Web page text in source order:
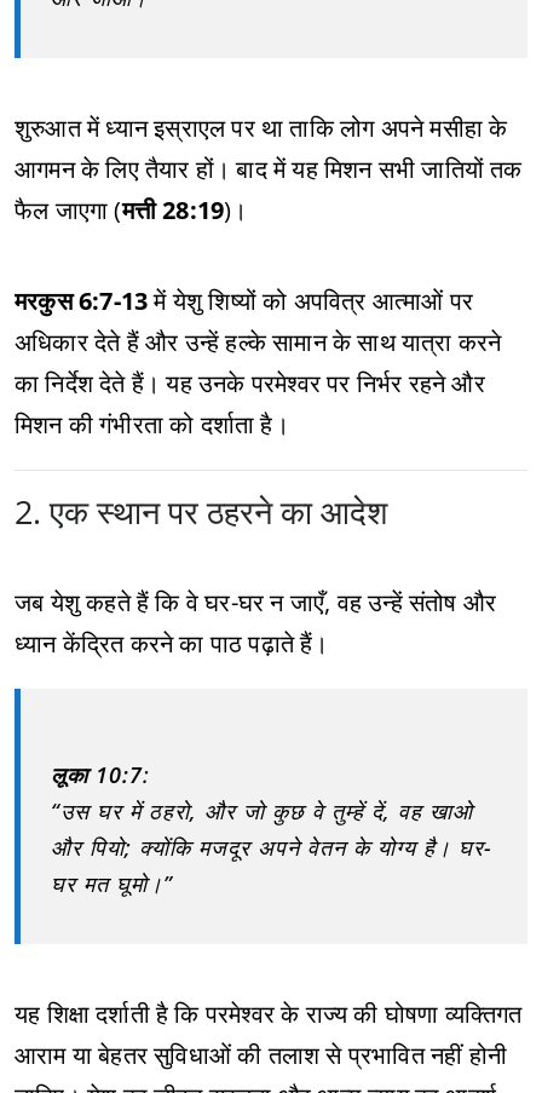
शुरुआत में ध्यान इस्राएल पर था ताकि लोग अपने मसीहा के
आगमन के लिए तैयार हों। बाद में यह मिशन सभी जातियों तक
फैल जाएगा (मत्ती 28:19)।
मरकुस 6:7-13में येशु शिष्यों को अपवित्र आत्माओं पर
अधिकार देते हैं और उन्हें हल्के सामान के साथ यात्रा करने
का निर्देश देते हैं। यह उनके परमेश्वर पर निर्भर रहने और
मिशन की गंभीरता को दर्शाता है।
2. एक स्थान पर ठहरने का आदेश
जब येशु कहते हैं कि वे घर-घर न जाएँ, वह उन्हें संतोष और
ध्यान केंद्रित करने का पाठ पढ़ाते हैं।
लूका 10:7:
“उस घर में ठहरो, और जो कुछ वे तुम्हें दें, वह खाओ
और पियो; क्योंकि मजदूर अपने वेतन के योग्य है। घर-
घर मत घूमो।”
यह शिक्षा दर्शाती है कि परमेश्वर के राज्य की घोषणा व्यक्तिगत
आराम या बेहतर सुविधाओं की तलाश से प्रभावित नहीं होनी